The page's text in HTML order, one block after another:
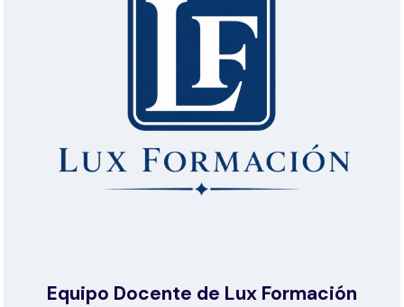
Equipo Docente de Lux Formación